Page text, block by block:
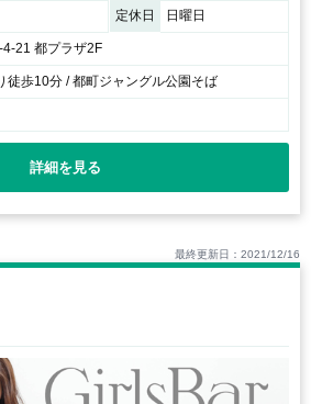
定休日 日曜日
21 都プラザ2F
徒歩10分 / 都町ジャングル公園そば
詳細を見る
最終更新日：2021/12/16